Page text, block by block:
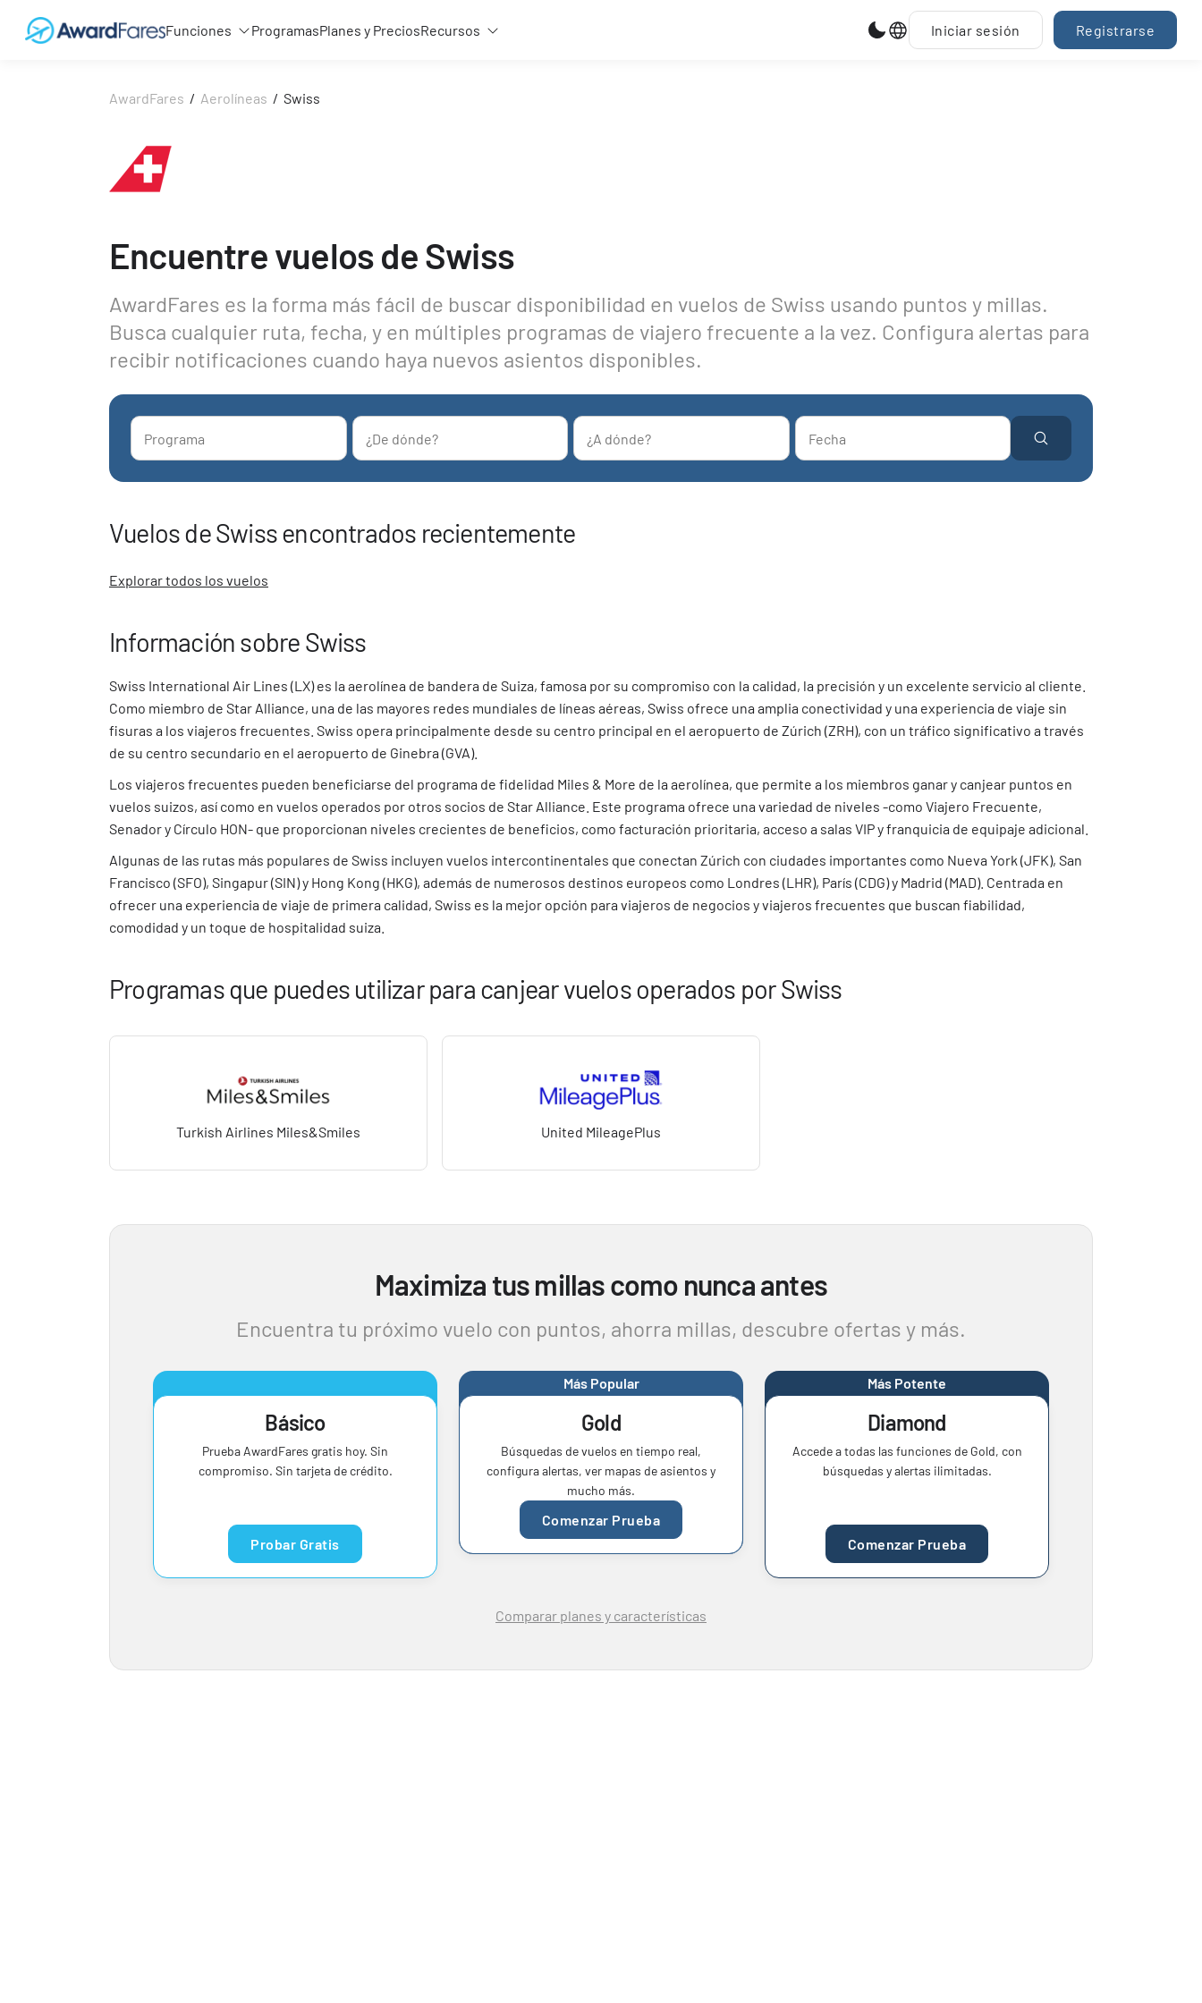
Funciones ProgramasPlanes y PreciosRecursos Iniciar sesión Registrarse
AwardFares / Aerolíneas / Swiss
Encuentre vuelos de Swiss
AwardFares es la forma más fácil de buscar disponibilidad en vuelos de Swiss usando puntos y millas.
Busca cualquier ruta, fecha, y en múltiples programas de viajero frecuente a la vez. Configura alertas para
recibir notificaciones cuando haya nuevos asientos disponibles.
Vuelos de Swiss encontrados recientemente
Explorar todos los vuelos
Información sobre Swiss
Swiss International Air Lines (LX) es la aerolínea de bandera de Suiza, famosa por su compromiso con la calidad, la precisión y un excelente servicio al cliente.
Como miembro de Star Alliance, una de las mayores redes mundiales de líneas aéreas, Swiss ofrece una amplia conectividad y una experiencia de viaje sin
fisuras a los viajeros frecuentes. Swiss opera principalmente desde su centro principal en el aeropuerto de Zúrich (ZRH), con un tráfico significativo a través
de su centro secundario en el aeropuerto de Ginebra (GVA).
Los viajeros frecuentes pueden beneficiarse del programa de fidelidad Miles & More de la aerolínea, que permite a los miembros ganar y canjear puntos en
vuelos suizos, así como en vuelos operados por otros socios de Star Alliance. Este programa ofrece una variedad de niveles -como Viajero Frecuente,
Senador y Círculo HON- que proporcionan niveles crecientes de beneficios, como facturación prioritaria, acceso a salas VIP y franquicia de equipaje adicional.
Algunas de las rutas más populares de Swiss incluyen vuelos intercontinentales que conectan Zúrich con ciudades importantes como Nueva York (JFK), San
Francisco (SFO), Singapur (SIN) y Hong Kong (HKG), además de numerosos destinos europeos como Londres (LHR), París (CDG) y Madrid (MAD). Centrada en
ofrecer una experiencia de viaje de primera calidad, Swiss es la mejor opción para viajeros de negocios y viajeros frecuentes que buscan fiabilidad,
comodidad y un toque de hospitalidad suiza.
Programas que puedes utilizar para canjear vuelos operados por Swiss
Turkish Airlines Miles&Smiles United MileagePlus
Maximiza tus millas como nunca antes
Encuentra tu próximo vuelo con puntos, ahorra millas, descubre ofertas y más.
Básico
Prueba AwardFares gratis hoy. Sin
compromiso. Sin tarjeta de crédito.
Probar Gratis
Más Popular
Gold
Búsquedas de vuelos en tiempo real,
configura alertas, ver mapas de asientos y
mucho más.
Comenzar Prueba
Más Potente
Diamond
Accede a todas las funciones de Gold, con
búsquedas y alertas ilimitadas.
Comenzar Prueba
Comparar planes y características